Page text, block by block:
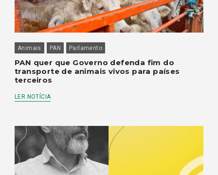
Animais PAN Parlamento
PAN quer que Governo defenda fim do
transporte de animais vivos para países
terceiros
LER NOTÍCIA